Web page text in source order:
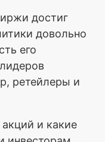
достиг
довольно
его
ретейлеры и
и какие